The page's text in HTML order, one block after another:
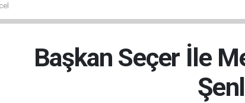
Başkan Seçer İle